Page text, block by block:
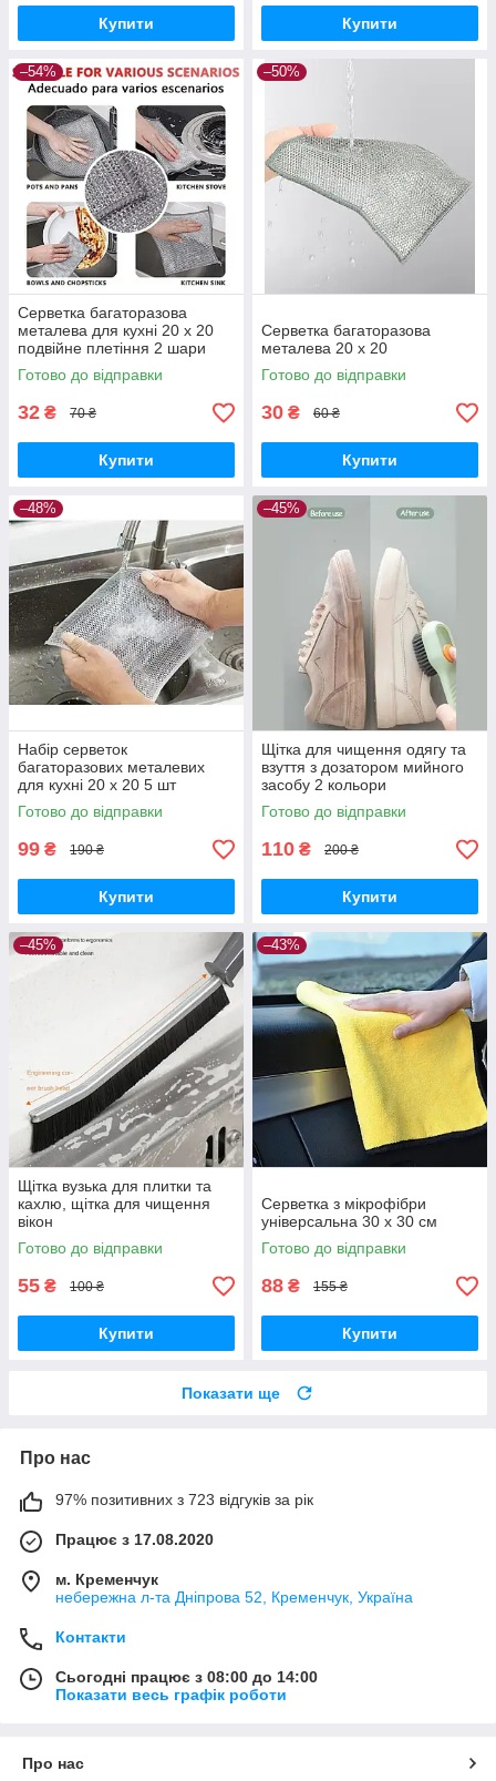
Купити Купити
–54%
Серветка багаторазова
металева для кухні 20 х 20
подвійне плетіння 2 шари
Готово до відправки
32 ₴ 70 ₴
Купити
–50%
Серветка багаторазова
металева 20 х 20
Готово до відправки
30 ₴ 60 ₴
Купити
–48%
Набір серветок
багаторазових металевих
для кухні 20 х 20 5 шт
Готово до відправки
99 ₴ 190 ₴
Купити
–45%
Щітка для чищення одягу та
взуття з дозатором мийного
засобу 2 кольори
Готово до відправки
110 ₴ 200 ₴
Купити
–45%
Щітка вузька для плитки та
кахлю, щітка для чищення
вікон
Готово до відправки
55 ₴ 100 ₴
Купити
–43%
Серветка з мікрофібри
універсальна 30 х 30 см
Готово до відправки
88 ₴ 155 ₴
Купити
Показати ще
Про нас
97% позитивних з 723 відгуків за рік
Працює з 17.08.2020
м. Кременчук
небережна л-та Дніпрова 52, Кременчук, Україна
Контакти
Сьогодні працює з 08:00 до 14:00
Показати весь графік роботи
Про нас